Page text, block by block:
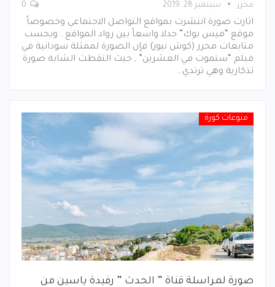
محرر سبتمبر 28, 2019
اثارت صورة انتشرت بمواقع التواصل الاجتماعي وخصوصاً
موقع “فيس بوك” جدلا واسعاً بين رواد المواقع . وبحسب
متابعات محرر (كوش نيوز) فإن الصورة لممثلة سودانية في
فيلم “ستموت في العشرين” , حيث التقطت الشابة صورة
تذكارية وهي ترتدي…
منوعات كورة
صورة لمراسلة قناة ” الحدث ” رفيدة ياسين من